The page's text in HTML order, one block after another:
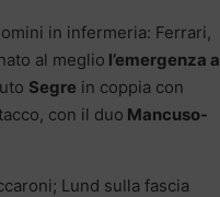
in infermeria: Ferrari,
al meglio l’emergenza a
Segre in coppia con
con il duo Mancuso-
Lund sulla fascia